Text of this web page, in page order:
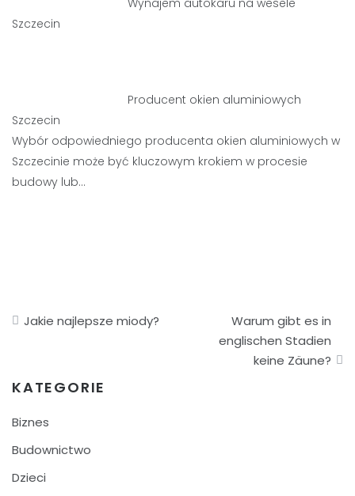
Wynajem autokaru na wesele
Szczecin
Producent okien aluminiowych
Szczecin
Wybór odpowiedniego producenta okien aluminiowych w
Szczecinie może być kluczowym krokiem w procesie
budowy lub…
Nawigacja
Jakie najlepsze miody?
Warum gibt es in
englischen Stadien
keine Zäune?
KATEGORIE
Biznes
Budownictwo
Dzieci